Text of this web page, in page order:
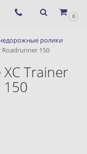
0
ролики
Roadrunner 150
Trainer
×
и